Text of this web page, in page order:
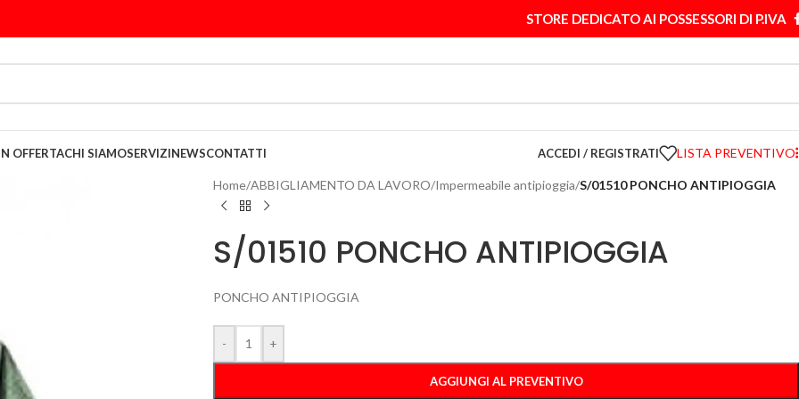
STORE DEDICATO AI POSSESSORI DI P.IVA
OFFERTACHI SIAMOSERVIZINEWSCONTATTI ACCEDI / REGISTRATI LISTA PREVENTIVO
Home/ABBIGLIAMENTO DA LAVORO/Impermeabile antipioggia/S/01510 PONCHO ANTIPIOGGIA
S/01510 PONCHO ANTIPIOGGIA
PONCHO ANTIPIOGGIA
- +
AGGIUNGI AL PREVENTIVO